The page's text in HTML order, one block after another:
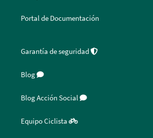
Portal de Documentación
Garantía de seguridad
Blog
Blog Acción Social
Equipo Ciclista